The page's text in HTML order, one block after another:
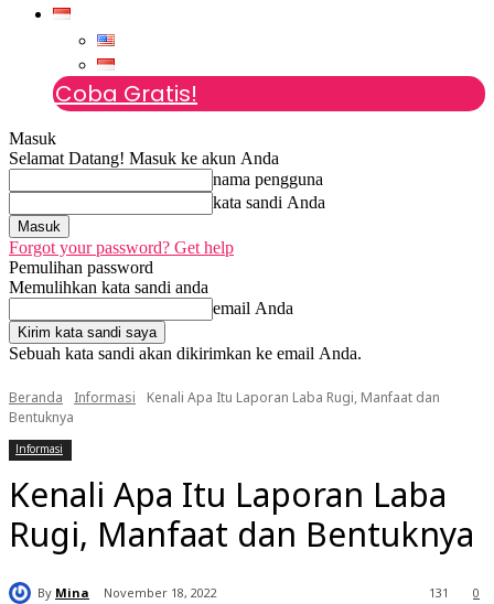
Coba Gratis!
Masuk
Selamat Datang! Masuk ke akun Anda
nama pengguna
kata sandi Anda
Forgot your password? Get help
Pemulihan password
Memulihkan kata sandi anda
email Anda
Sebuah kata sandi akan dikirimkan ke email Anda.
Beranda Informasi
Kenali Apa Itu Laporan Laba Rugi, Manfaat dan
Bentuknya
Informasi
Kenali Apa Itu Laporan Laba
Rugi, Manfaat dan Bentuknya
By Mina November 18, 2022 0
131